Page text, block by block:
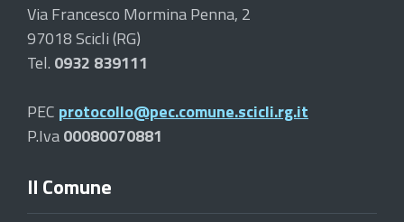
Via Francesco Mormina Penna, 2
97018 Scicli (RG)
Tel. 0932 839111
PEC protocollo@pec.comune.scicli.rg.it
P.Iva00080070881
Il Comune